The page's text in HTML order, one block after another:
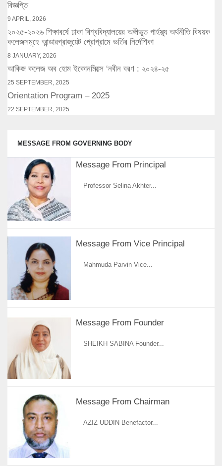
বিজ্ঞপ্তি
9 APRIL, 2026
২০২৫-২০২৬ শিক্ষাবর্ষে ঢাকা বিশ্ববিদ্যালয়ের অঙ্গীভূত গার্হস্থ্য অর্থনীতি বিষয়ক
কলেজসমূহে আন্ডারগ্রাজুয়েট প্রোগ্রামে ভর্তির নির্দেশিকা
8 JANUARY, 2026
আকিজ কলেজ অব হোম ইকোনমিক্সে ‘নবীন বরণ : ২০২৪-২৫
25 SEPTEMBER, 2025
Orientation Program – 2025
22 SEPTEMBER, 2025
MESSAGE FROM GOVERNING BODY
Message From Principal
Professor Selina Akhter...
Message From Vice Principal
Mahmuda Parvin Vice...
Message From Founder
SHEIKH SABINA Founder...
Message From Chairman
AZIZ UDDIN Benefactor...